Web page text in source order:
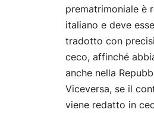
prematrimoniale è
italiano e deve
tradotto con
ceco, affinché
anche nella
Viceversa, se il
viene redatto in